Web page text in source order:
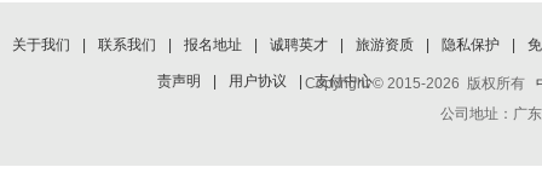
关于我们 联系我们 报名地址 诚聘英才 旅游资质 隐私保护 免
责声明 用户协议 支付中心
Copyright © 2015-2026 版权所有
公司地址：广